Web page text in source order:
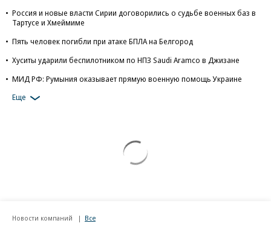
Россия и новые власти Сирии договорились о судьбе военных баз в
Тартусе и Хмеймиме
Пять человек погибли при атаке БПЛА на Белгород
Хуситы ударили беспилотником по НПЗ Saudi Aramco в Джизане
МИД РФ: Румыния оказывает прямую военную помощь Украине
Еще
Новости компаний Все